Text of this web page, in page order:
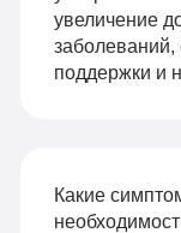
увеличение
заболеваний,
поддержки и
Какие